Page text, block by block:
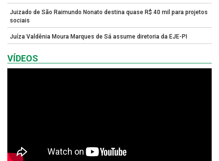
Juizado de São Raimundo Nonato destina quase R$ 40 mil para projetos
sociais
Juíza Valdênia Moura Marques de Sá assume diretoria da EJE-PI
VÍDEOS